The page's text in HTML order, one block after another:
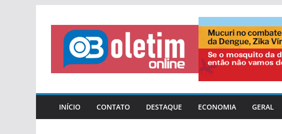
para
conteúdo
INÍCIO CONTATO DESTAQUE ECONOMIA GERAL